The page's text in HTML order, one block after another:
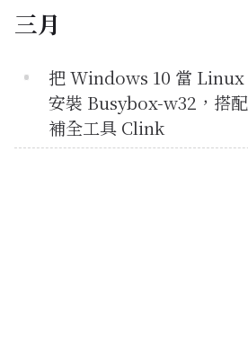
三月
把 Windows 10 當
安裝 Busybox-w32，搭
補全工具 Clink